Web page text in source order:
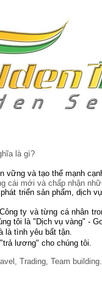
là gì?
vững và tạo thế mạnh
cái mới và chấp nhận
triển sản phẩm, dịch
ty và từng cá nhân
tôi là "Dịch vụ vàng" -
là tình yêu bất tận.
lương" cho chúng tôi.
Trading, Team